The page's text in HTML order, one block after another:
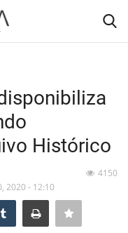
Histórico
2020 - 12:10
4150